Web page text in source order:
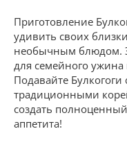
Приготовление
удивить своих
необычным блюдом.
для семейного ужина
Подавайте
традиционными
создать
аппетита!